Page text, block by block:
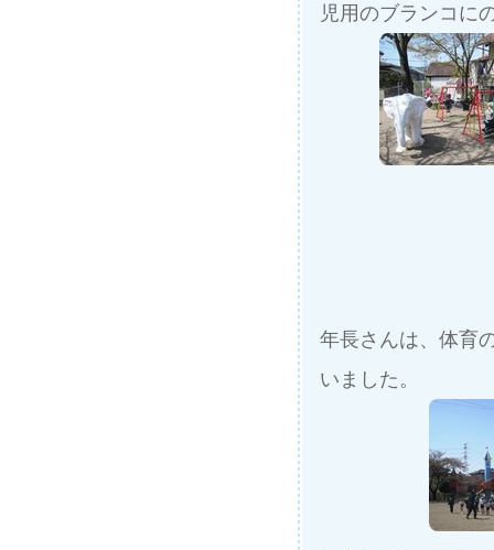
児用のブランコに
年長さんは、体育
いました。